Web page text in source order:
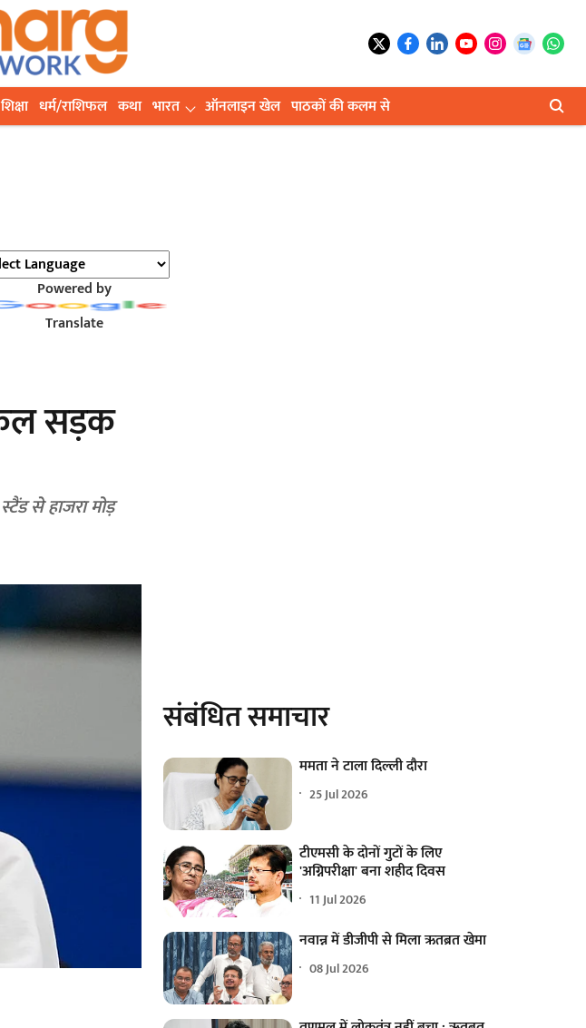
शिक्षा धर्म/राशिफल कथा भारत ऑनलाइन खेल पाठकों की कलम से
Powered by
Translate
सड़क
से हाजरा मोड़
संबंधित समाचार
ममता ने टाला दिल्ली दौरा
25 Jul 2026
टीएमसी के दोनों गुटों के लिए
'अग्निपरीक्षा' बना शहीद दिवस
11 Jul 2026
नवान्न में डीजीपी से मिला ऋतब्रत खेमा
08 Jul 2026